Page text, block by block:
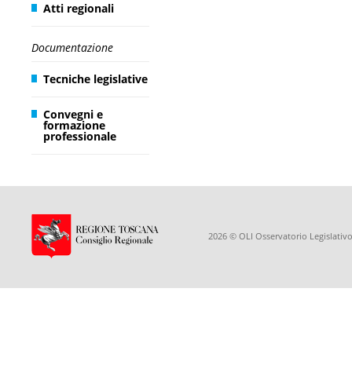
Atti regionali
Documentazione
Tecniche legislative
Convegni e
formazione
professionale
2026 © OLI Osservatorio